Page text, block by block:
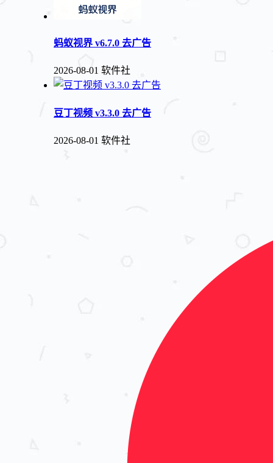
蚂蚁视界 v6.7.0 去广告
2026-08-01 软件社
豆丁视频 v3.3.0 去广告
2026-08-01 软件社